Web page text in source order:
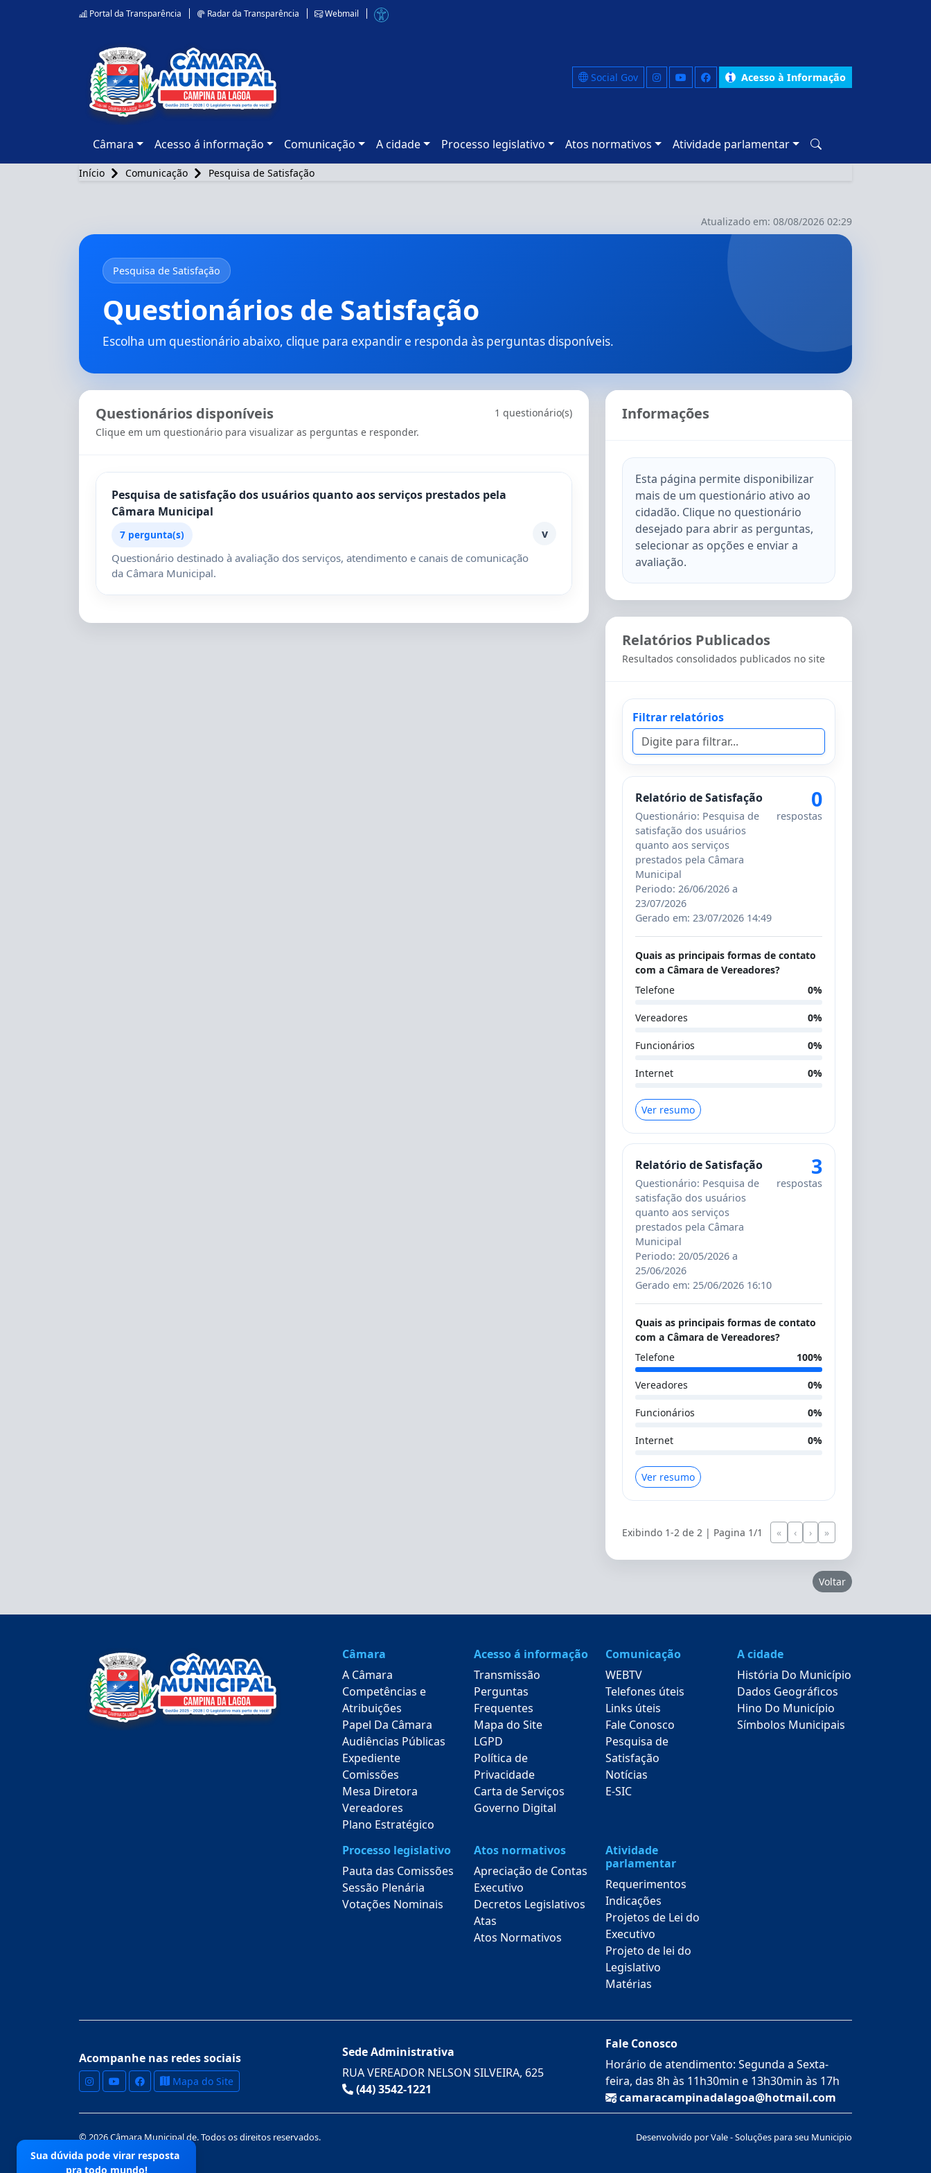
Portal da Transparência Radar da Transparência Webmail
Social Gov Acesso à Informação
Câmara Acesso á informação Comunicação A cidade Processo legislativo Atos normativos Atividade parlamentar
Início Comunicação Pesquisa de Satisfação
Atualizado em: 08/08/2026 02:29
Pesquisa de Satisfação
Questionários de Satisfação
Escolha um questionário abaixo, clique para expandir e responda às perguntas disponíveis.
Questionários disponíveis
Clique em um questionário para visualizar as perguntas e responder.
1 questionário(s)
Pesquisa de satisfação dos usuários quanto aos serviços prestados pela
Câmara Municipal
7 pergunta(s)
Questionário destinado à avaliação dos serviços, atendimento e canais de comunicação
da Câmara Municipal.
v
Informações
Esta página permite disponibilizar
mais de um questionário ativo ao
cidadão. Clique no questionário
desejado para abrir as perguntas,
selecionar as opções e enviar a
avaliação.
Relatórios Publicados
Resultados consolidados publicados no site
Filtrar relatórios
Relatório de Satisfação
Questionário: Pesquisa de
satisfação dos usuários
quanto aos serviços
prestados pela Câmara
Municipal
Periodo: 26/06/2026 a
23/07/2026
Gerado em: 23/07/2026 14:49
0
respostas
Quais as principais formas de contato
com a Câmara de Vereadores?
Telefone
0%
Vereadores 0%
Funcionários 0%
Internet 0%
Ver resumo
Relatório de Satisfação
Questionário: Pesquisa de
satisfação dos usuários
quanto aos serviços
prestados pela Câmara
Municipal
Periodo: 20/05/2026 a
25/06/2026
Gerado em: 25/06/2026 16:10
3
respostas
Quais as principais formas de contato
com a Câmara de Vereadores?
Telefone
100%
Vereadores 0%
Funcionários 0%
Internet 0%
Ver resumo
Exibindo 1-2 de 2 | Pagina 1/1 « ‹ › »
Voltar
Câmara
A Câmara
Competências e
Atribuições
Papel Da Câmara
Audiências Públicas
Expediente
Comissões
Mesa Diretora
Vereadores
Plano Estratégico
Acesso á informação
Transmissão
Perguntas
Frequentes
Mapa do Site
LGPD
Política de
Privacidade
Carta de Serviços
Governo Digital
Comunicação
WEBTV
Telefones úteis
Links úteis
Fale Conosco
Pesquisa de
Satisfação
Notícias
E-SIC
A cidade
História Do Município
Dados Geográficos
Hino Do Município
Símbolos Municipais
Processo legislativo
Pauta das Comissões
Sessão Plenária
Votações Nominais
Atos normativos
Apreciação de Contas
Executivo
Decretos Legislativos
Atas
Atos Normativos
Atividade
parlamentar
Requerimentos
Indicações
Projetos de Lei do
Executivo
Projeto de lei do
Legislativo
Matérias
Acompanhe nas redes sociais
Mapa do Site
Sede Administrativa
RUA VEREADOR NELSON SILVEIRA, 625
(44) 3542-1221
Fale Conosco
Horário de atendimento: Segunda a Sexta-
feira, das 8h às 11h30min e 13h30min às 17h
camaracampinadalagoa@hotmail.com
© 2026 Câmara Municipal de. Todos os direitos reservados. Desenvolvido por Vale - Soluções para seu Municipio
Sua dúvida pode virar resposta
pra todo mundo!